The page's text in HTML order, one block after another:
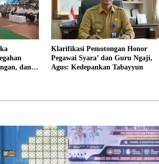
dan
Klarifikasi Pemotongan Honor
Pegawai Syara’ dan Guru Ngaji,
Agus: Kedepankan Tabayyun